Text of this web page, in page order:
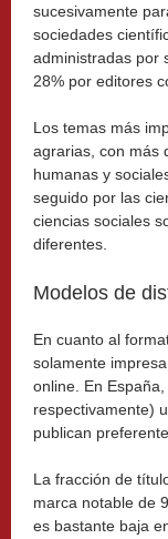
sucesivamente
sociedades
administradas por
28% por editores
Los temas más
agrarias, con más
humanas y
seguido por las
ciencias sociales
diferentes.
Modelos de
En cuanto al
solamente
online. En
respectivamente)
publican
La fracción de
marca notable de
es bastante baja